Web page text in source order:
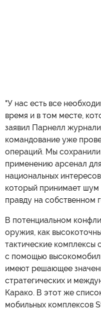
"У нас есть все
время и в том месте,
заявил Парнелл
командование уже
операций. Мы
применению арсенал
национальных
который принимает шум
правду на собственном
В потенциальном
оружия, как
тактические комплексы
с помощью
имеют решающее
стратегических и
Карако. В этот же
мобильных комплексов